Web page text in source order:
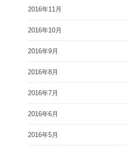
2016年11月
2016年10月
2016年9月
2016年8月
2016年7月
2016年6月
2016年5月